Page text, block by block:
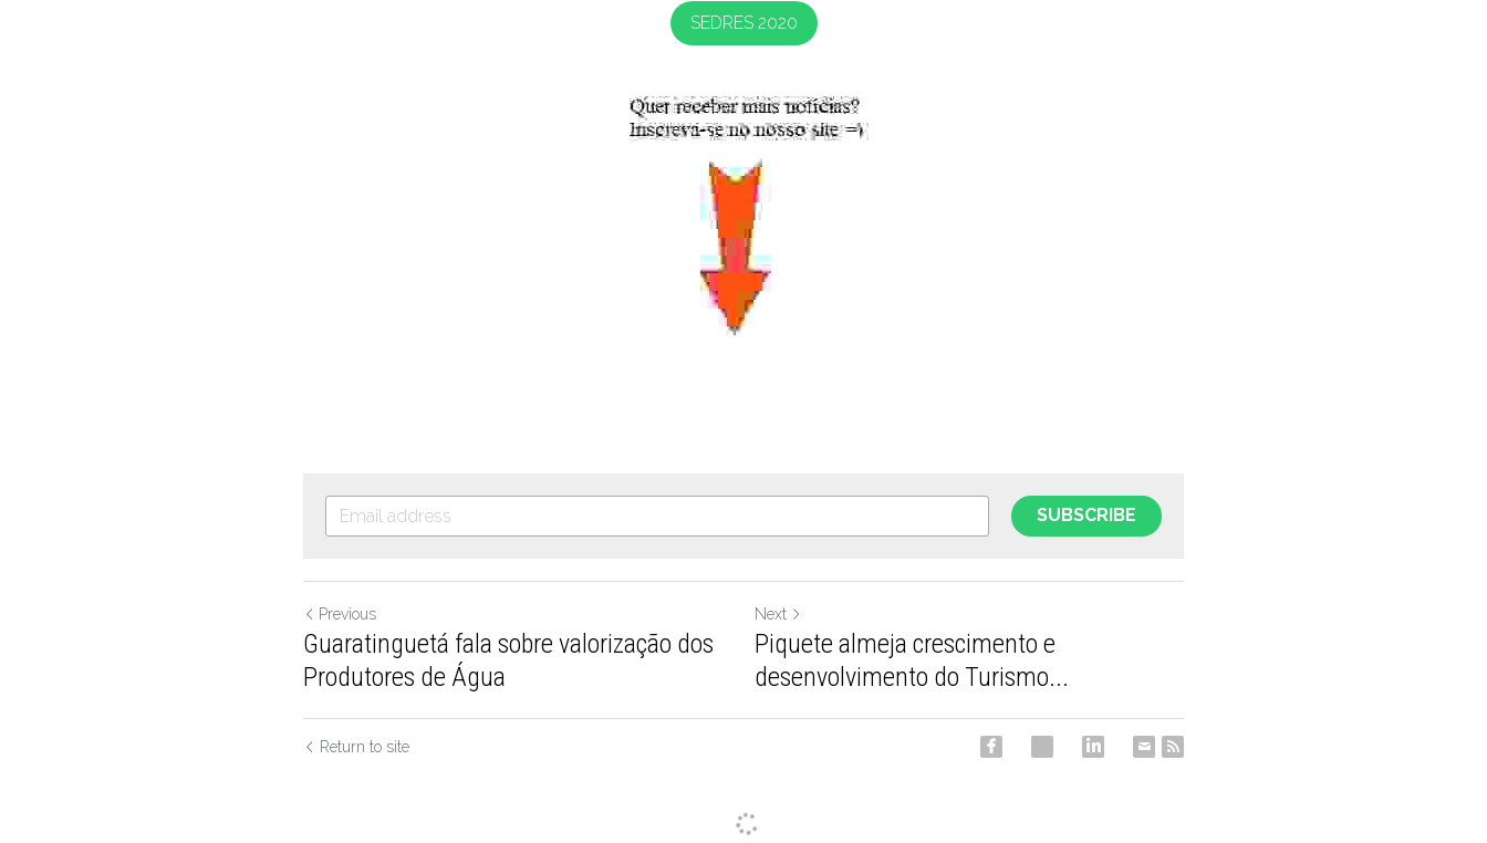
SEDRES 2020
SUBSCRIBE
Previous
Guaratinguetá fala sobre valorização dos
Produtores de Água
Next
Piquete almeja crescimento e
desenvolvimento do Turismo...
Return to site